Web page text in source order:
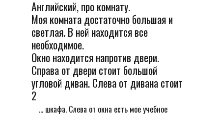
Английский, про комнату.
Моя комната достаточно большая и
светлая. В ней находится все
необходимое.
Окно находится напротив двери.
Справа от двери стоит большой
угловой диван. Слева от дивана стоит
2
... шкафа. Слева от окна есть мое учебное